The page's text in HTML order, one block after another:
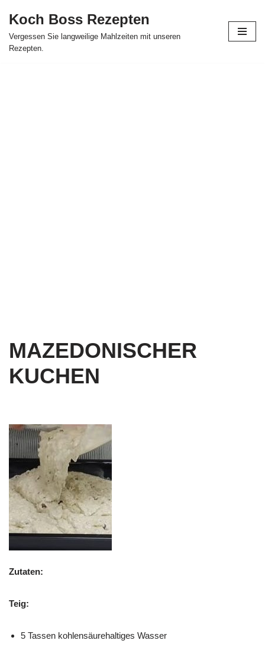
Skip
to
Koch Boss Rezepten
Vergessen Sie langweilige Mahlzeiten mit unseren
Rezepten.
MAZEDONISCHER
KUCHEN
Zutaten:
Teig:
5 Tassen kohlensäurehaltiges Wasser